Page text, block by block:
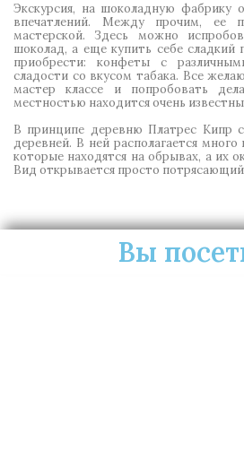
Экскурсия, на шоколадную фабрику
впечатлений. Между прочим, ее
мастерской. Здесь можно
шоколад, а еще купить себе сладкий
приобрести: конфеты с
сладости со вкусом табака. Все
мастер классе и попробовать
местностью находится очень
В принципе деревню Платрес Кипр
деревней. В ней располагается
которые находятся на обрывах, а их
Вид открывается просто
Вы